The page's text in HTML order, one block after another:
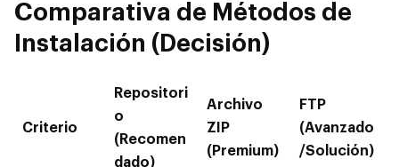
Comparativa de Métodos de
Instalación (Decisión)
Criterio
Repositori
o
(Recomen
dado)
Archivo
ZIP
(Premium)
FTP
(Avanzado
/Solución)